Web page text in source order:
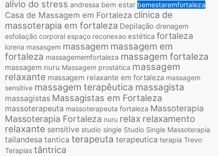
alívio do stress andressa bem estar bemestaremfortaleza
Casa de Massagem em Fortaleza clínica de
massoterapia em fortaleza Depilação drenagem
esfoliação corporal espaço reconexao estética fortaleza
lorena masasgem massagem massagem em
fortaleza massagememfortaleza massagem fortaleza
massagem nuru Massagem prostática massagem
relaxante massagem relaxante em fortaleza massagem
sensitive massagem terapêutica massagista
massagistas Massagistas em Fortaleza
massoterapeuta massoterapeuta fortaleza Massoterapia
Massoterapia Fortaleza nuru relax relaxamento
relaxante sensitive studio single Studio Single Massoterapia
tailandesa tantica terapeuta terapeutica terapia Trevo
Terapias tântrica